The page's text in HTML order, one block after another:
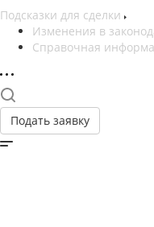
Подсказки для сделки
Изменения в
Справочная
Подать заявку